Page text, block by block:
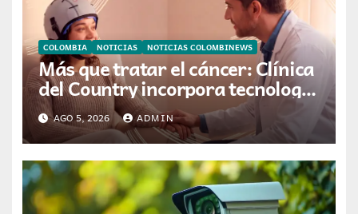
COLOMBIA NOTICIAS NOTICIAS COLOMBINEWS
Más que tratar el cáncer: Clínica
del Country incorpora tecnología
que ayuda a preservar el cabello
y la confianza durante la
quimioterapia
AGO 5, 2026 ADMIN